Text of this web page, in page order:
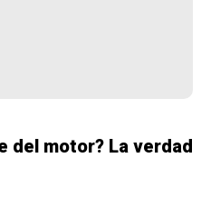
del motor? La verdad